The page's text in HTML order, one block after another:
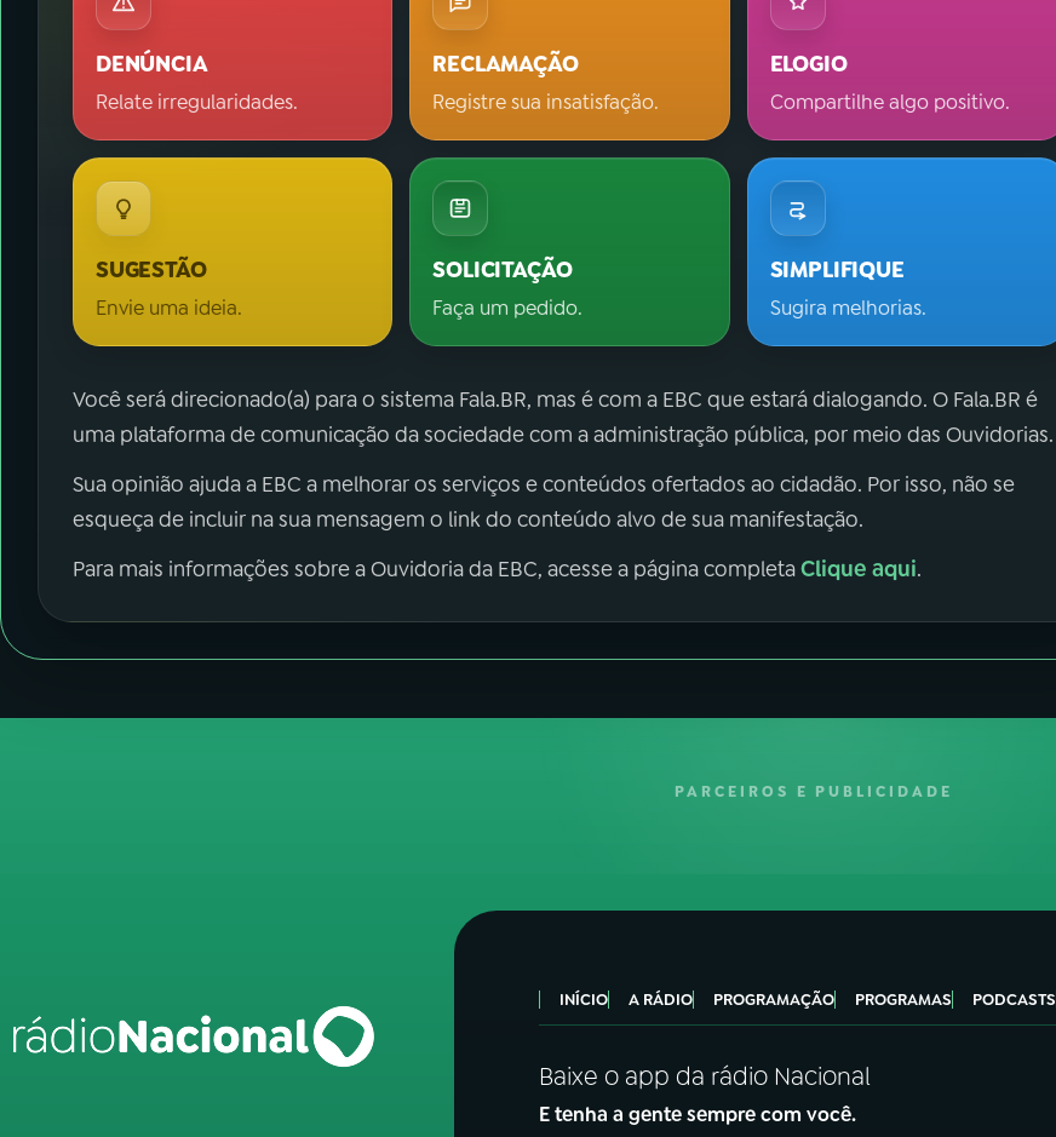
DENÚNCIA
Relate irregularidades.
RECLAMAÇÃO
Registre sua insatisfação.
ELOGIO
Compartilhe algo positivo.
SUGESTÃO
Envie uma ideia.
SOLICITAÇÃO
Faça um pedido.
SIMPLIFIQUE
Sugira melhorias.
Você será direcionado(a) para o sistema Fala.BR, mas é com a EBC que estará dialogando. O Fala.BR é
uma plataforma de comunicação da sociedade com a administração pública, por meio das Ouvidorias.
Sua opinião ajuda a EBC a melhorar os serviços e conteúdos ofertados ao cidadão. Por isso, não se
esqueça de incluir na sua mensagem o link do conteúdo alvo de sua manifestação.
Para mais informações sobre a Ouvidoria da EBC, acesse a página completaClique aqui.
PARCEIROS E PUBLICIDADE
INÍCIO A RÁDIO PROGRAMAÇÃO PROGRAMAS PODCASTS
Baixe o app da rádio Nacional
E tenha a gente sempre com você.